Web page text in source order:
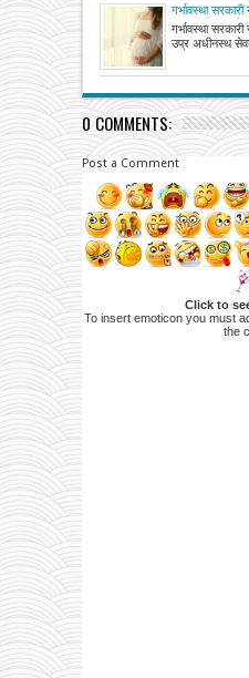
गर्भावस्था सरकारी
उप्र अधीनस्थ
गर्भावस्था सरकारी
उप्र अधीनस्थ
0 COMMENTS:
Post a Comment
Click to
To insert emoticon you must
the